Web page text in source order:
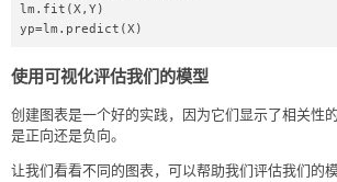
lm.fit(X,Y)
yp=lm.predict(X)
使用可视化评估我们的模型
创建图表是一个好的实践，因为它们显示了相关性
是正向还是负向。
让我们看看不同的图表，可以帮助我们评估我们的模